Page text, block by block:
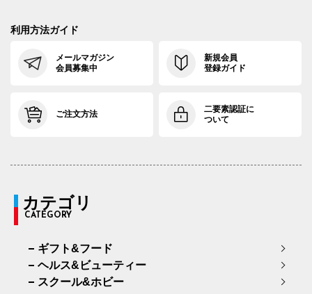
利用方法ガイド
メールマガジン
会員募集中
新規会員
登録ガイド
ご注文方法
二要素認証に
ついて
カテゴリ
CATEGORY
ギフト&フード
ヘルス&ビューティー
スクール&ホビー